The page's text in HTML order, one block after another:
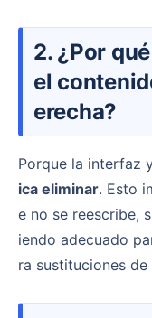
2. ¿Por qué se puede dejar vacío
el
erecha?
Porque la interfaz
ica eliminar. Esto
e no se reescribe,
iendo adecuado
ra sustituciones